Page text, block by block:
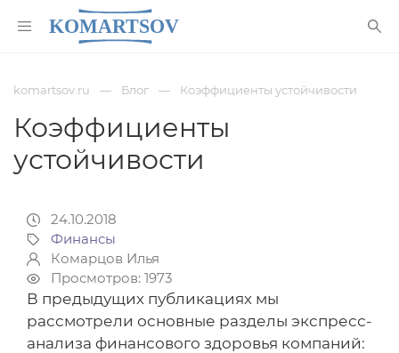
komartsov.ru Блог Коэффициенты устойчивости
Коэффициенты
устойчивости
24.10.2018
Финансы
Комарцов Илья
Просмотров: 1973
В предыдущих публикациях мы
рассмотрели основные разделы экспресс-
анализа финансового здоровья компаний: